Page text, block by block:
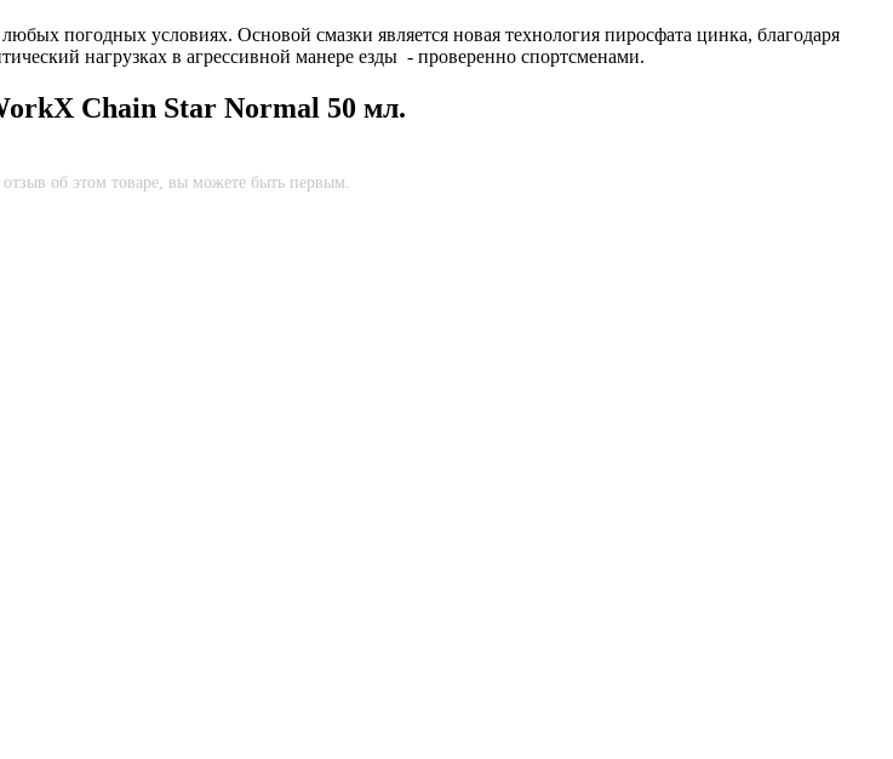
погодных условиях. Основой смазки является новая технология пиросфата цинка, благодаря
нагрузках в агрессивной манере езды - проверенно спортсменами.
Chain Star Normal 50 мл.
об этом товаре, вы можете быть первым.